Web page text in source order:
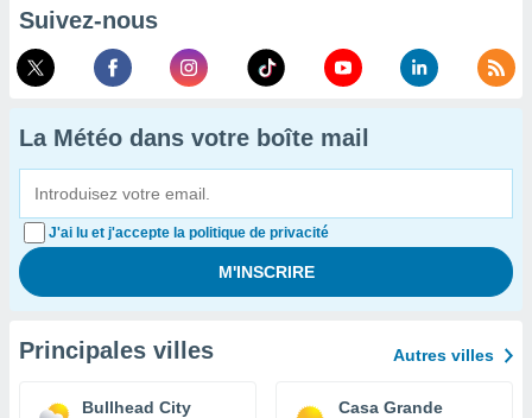
Suivez-nous
La Météo dans votre boîte mail
J'ai lu et j'accepte la politique de privacité
Principales villes Autres villes
Bullhead City Casa Grande